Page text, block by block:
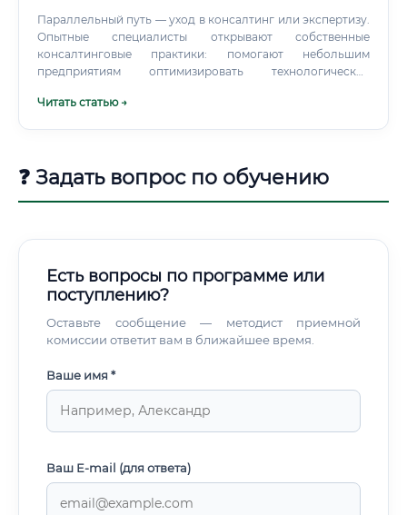
Параллельный путь — уход в консалтинг или экспертизу.
Опытные специалисты открывают собственные
консалтинговые практики: помогают небольшим
предприятиям оптимизировать технологические
участвуют в судебных экспертизах по делам о
Читать статью →
❓ Задать вопрос по обучению
Есть вопросы по программе или
поступлению?
Оставьте сообщение — методист приемной
комиссии ответит вам в ближайшее время.
Ваше имя *
Ваш E-mail (для ответа)